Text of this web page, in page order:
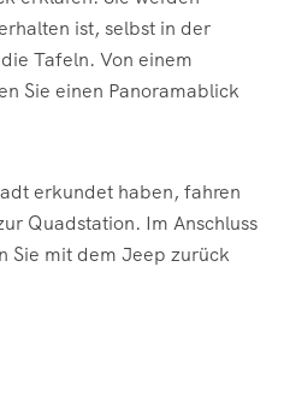
ist, selbst in der
Tafeln. Von einem
Sie einen Panoramablick
erkundet haben, fahren
Quadstation. Im Anschluss
Sie mit dem Jeep zurück